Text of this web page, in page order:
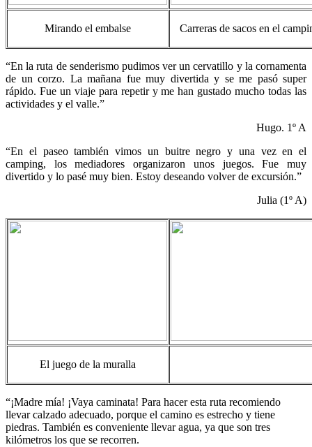
Mirando el embalse Carreras de sacos en el
“En la ruta de senderismo pudimos ver un cervatillo y la cornamenta
de un corzo. La mañana fue muy divertida y se me pasó super
rápido. Fue un viaje para repetir y me han gustado mucho todas las
actividades y el valle.”
Hugo. 1º A
“En el paseo también vimos un buitre negro y una vez en el
camping, los mediadores organizaron unos juegos. Fue muy
divertido y lo pasé muy bien. Estoy deseando volver de excursión.”
Julia (1º A)
El juego de la muralla
“¡Madre mía! ¡Vaya caminata! Para hacer esta ruta recomiendo
llevar calzado adecuado, porque el camino es estrecho y tiene
piedras. También es conveniente llevar agua, ya que son tres
kilómetros los que se recorren.